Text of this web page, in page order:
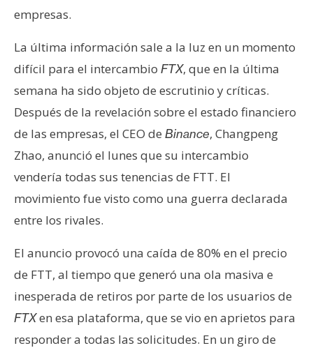
empresas.
La última información sale a la luz en un momento
difícil para el intercambio FTX, que en la última
semana ha sido objeto de escrutinio y críticas.
Después de la revelación sobre el estado financiero
de las empresas, el CEO de Binance, Changpeng
Zhao, anunció el lunes que su intercambio
vendería todas sus tenencias de FTT. El
movimiento fue visto como una guerra declarada
entre los rivales.
El anuncio provocó una caída de 80% en el precio
de FTT, al tiempo que generó una ola masiva e
inesperada de retiros por parte de los usuarios de
FTXen esa plataforma, que se vio en aprietos para
responder a todas las solicitudes. En un giro de